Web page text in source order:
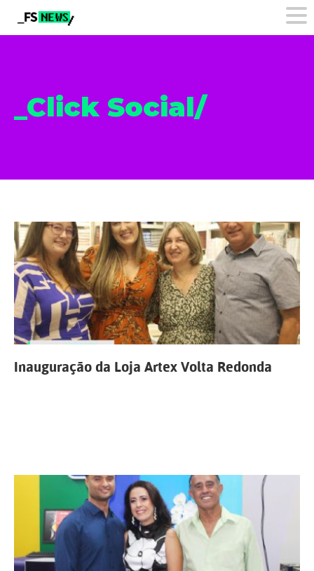
_Click Social/
Inauguração da Loja Artex Volta Redonda